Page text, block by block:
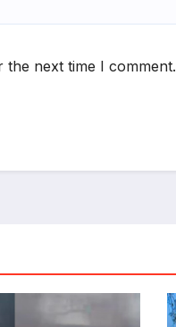
the next time I comment.